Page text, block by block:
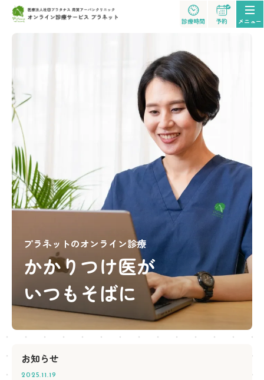
診療時間 予約
プラネットのオンライン診療
かかりつけ医が
いつもそばに
お知らせ
2025.11.19